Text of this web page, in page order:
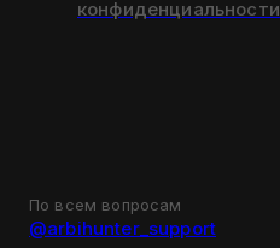
конфиденциальности
По всем вопросам
@arbihunter_support